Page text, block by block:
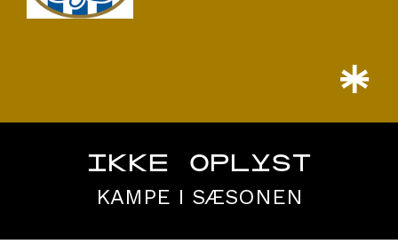
*
IKKE OPLYST
KAMPE I SÆSONEN